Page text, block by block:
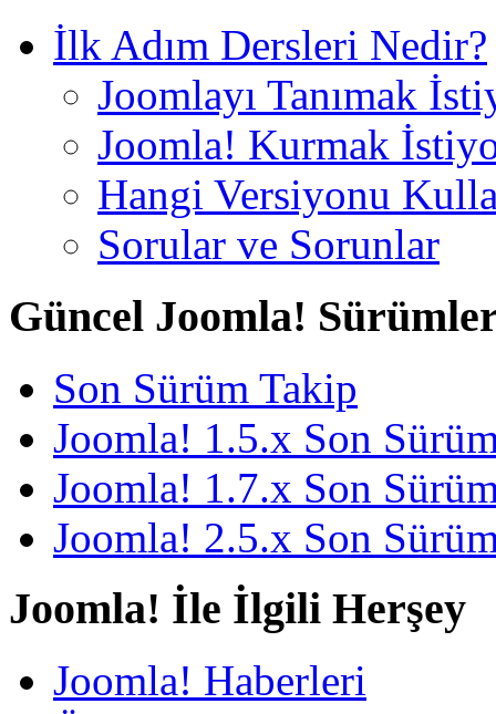
İlk Adım Dersleri Nedir?
Joomlayı Tanımak
Joomla! Kurmak
Hangi Versiyonu
Sorular ve Sorunlar
Güncel Joomla!
Son Sürüm Takip
Joomla! 1.5.x Son
Joomla! 1.7.x Son
Joomla! 2.5.x Son
Joomla! İle İlgili Herşey
Joomla! Haberleri